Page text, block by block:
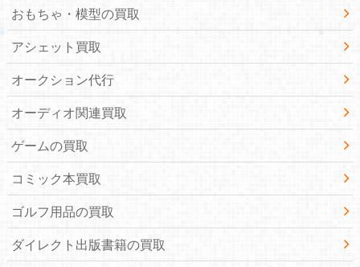
おもちゃ・模型の買取
アシェット買取
オークション代行
オーディオ関連買取
ゲームの買取
コミック本買取
ゴルフ用品の買取
ダイレクト出版書籍の買取